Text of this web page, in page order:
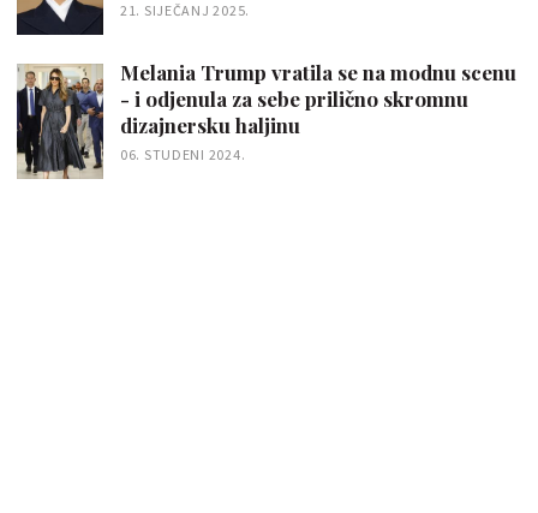
21. SIJEČANJ 2025.
Melania Trump vratila se na modnu scenu
- i odjenula za sebe prilično skromnu
dizajnersku haljinu
06. STUDENI 2024.